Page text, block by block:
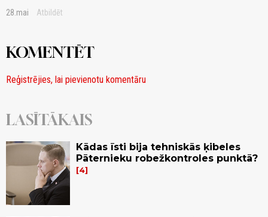
28.mai Atbildēt
KOMENTĒT
Reģistrējies, lai pievienotu komentāru
LASĪTĀKAIS
Kādas īsti bija tehniskās ķibeles
Pāternieku robežkontroles punktā?
4